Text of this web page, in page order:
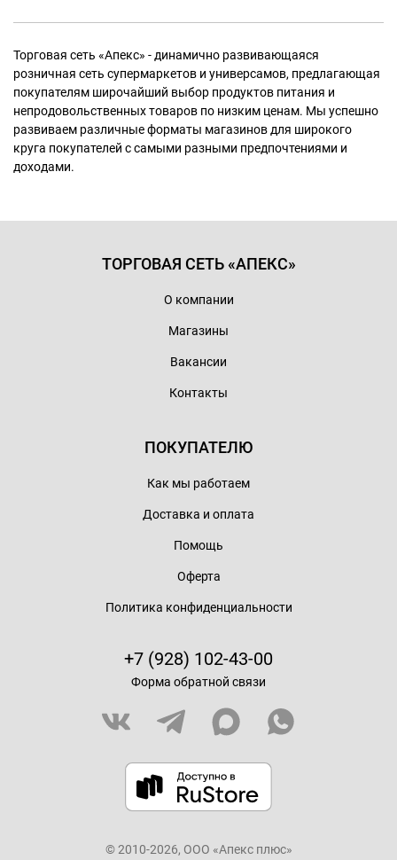
Торговая сеть «Апекс» - динамично развивающаяся
розничная сеть супермаркетов и универсамов, предлагающая
покупателям широчайший выбор продуктов питания и
непродовольственных товаров по низким ценам. Мы успешно
развиваем различные форматы магазинов для широкого
круга покупателей с самыми разными предпочтениями и
доходами.
ТОРГОВАЯ СЕТЬ «АПЕКС»
О компании
Магазины
Вакансии
Контакты
ПОКУПАТЕЛЮ
Как мы работаем
Доставка и оплата
Помощь
Оферта
Политика конфиденциальности
+7 (928) 102-43-00
Форма обратной связи
© 2010-2026, ООО «Апекс плюс»